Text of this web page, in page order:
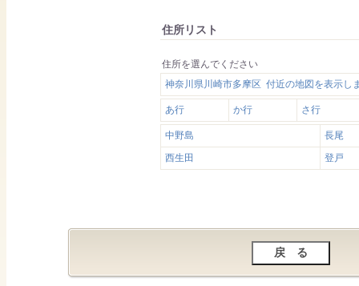
住所リスト
住所を選んでください
神奈川県川崎市多摩区 付近の地図を表示し
あ行 か行 さ行
中野島
長尾
西生田
登戸